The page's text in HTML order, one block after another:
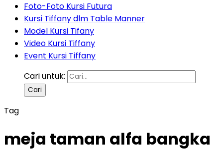
Foto-Foto Kursi Futura
Kursi Tiffany dlm Table Manner
Model Kursi Tifany
Video Kursi Tiffany
Event Kursi Tiffany
Cari untuk:
Tag
meja taman alfa bangka